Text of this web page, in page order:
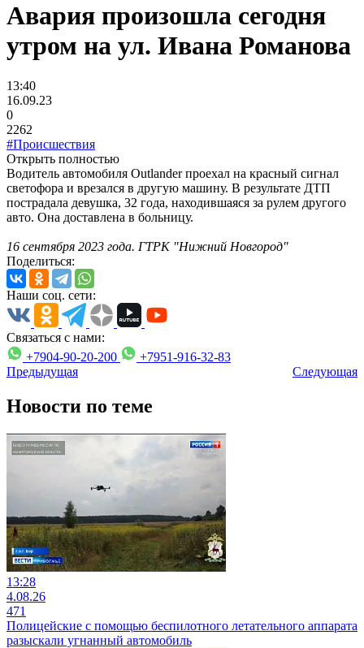
Авария произошла сегодня
утром на ул. Ивана Романова
13:40
16.09.23
0
2262
#Происшествия
Открыть полностью
Водитель автомобиля Outlander проехал на красный сигнал
светофора и врезался в другую машину. В результате ДТП
пострадала девушка, 32 года, находившаяся за рулем другого
авто. Она доставлена в больницу.
16 сентября 2023 года. ГТРК "Нижний Новгород"
Поделиться:
Наши соц. сети:
Связаться с нами:
+7904-90-20-200
+7951-916-32-83
Предыдущая
Следующая
Новости по теме
13:28
4.08.26
471
Полицейские с помощью беспилотного летательного аппарата
разыскали угнанный автомобиль